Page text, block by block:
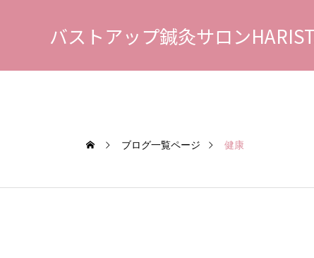
バストアップ鍼灸サロン
ブログ一覧ページ 健康